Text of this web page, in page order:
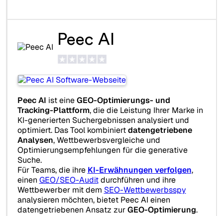
Peec AI
Peec AI ist eineGEO-Optimierungs- und
Tracking-Plattform, die die Leistung Ihrer Marke in
KI-generierten Suchergebnissen analysiert und
optimiert. Das Tool kombiniertdatengetriebene
Analysen, Wettbewerbsvergleiche und
Optimierungsempfehlungen für die generative
Suche.
Für Teams, die ihre KI-Erwähnungen verfolgen,
einen GEO/SEO-Auditdurchführen und ihre
Wettbewerber mit dem SEO-Wettbewerbsspy
analysieren möchten, bietet Peec AI einen
datengetriebenen Ansatz zurGEO-Optimierung.